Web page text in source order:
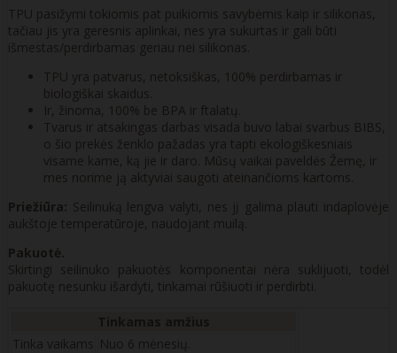
TPU pasižymi tokiomis pat puikiomis savybėmis kaip ir silikonas,
tačiau jis yra geresnis aplinkai, nes yra sukurtas ir gali būti
išmestas/perdirbamas geriau nei silikonas.
TPU yra patvarus, netoksiškas, 100% perdirbamas ir
biologiškai skaidus.
Ir, žinoma, 100% be BPA ir ftalatų.
Tvarus ir atsakingas darbas visada buvo labai svarbus BIBS,
o šio prekės ženklo pažadas yra tapti ekologiškesniais
visame kame, ką jie ir daro. Mūsų vaikai paveldės Žemę, ir
mes norime ją aktyviai saugoti ateinančioms kartoms.
Priežiūra: Seilinuką lengva valyti, nes jį galima plauti indaplovėje
aukštoje temperatūroje, naudojant muilą.
Pakuotė.
Skirtingi seilinuko pakuotės komponentai nėra suklijuoti, todėl
pakuotę nesunku išardyti, tinkamai rūšiuoti ir perdirbti.
Tinka vaikams Nuo 6 mėnesių.